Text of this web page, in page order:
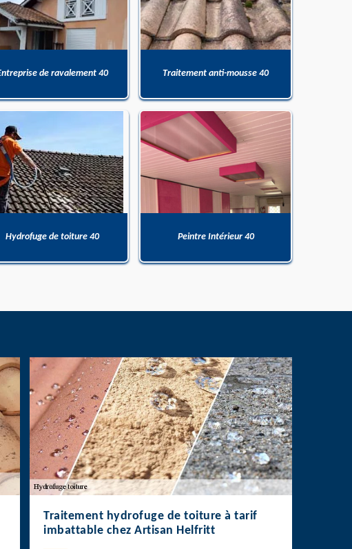
de ravalement 40 Traitement anti-mousse 40
Hydrofuge de toiture 40 Peintre Intérieur 40
Traitement hydrofuge de toiture à tarif
imbattable chez Artisan Helfritt